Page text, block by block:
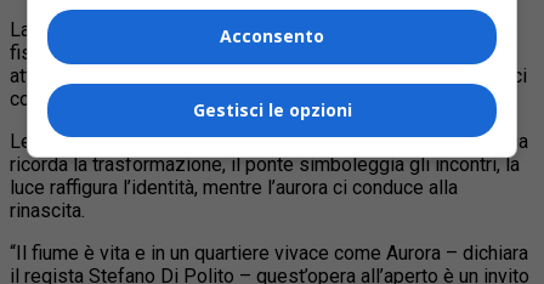
La Dora diventa, così, metafora della vita e ogni elemento
fisico del fiume ci ricorda le fasi che ogni persona deve
attraversare nella propria esistenza e ci spinge a identificarci
con gli altri.
Le stelle rappresentano il destino sotto cui nasciamo, l’acqua
ricorda la trasformazione, il ponte simboleggia gli incontri, la
luce raffigura l’identità, mentre l’aurora ci conduce alla
rinascita.
“Il fiume è vita e in un quartiere vivace come Aurora – dichiara
il regista Stefano Di Polito – quest’opera all’aperto è un invito
Acconsento
Gestisci le opzioni